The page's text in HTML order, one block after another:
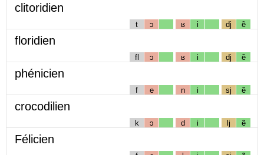
clitoridien
t ɔ ʁ i dj ẽ
floridien
fl ɔ ʁ i dj ẽ
phénicien
f e n i sj ẽ
crocodilien
k ɔ d i lj ẽ
Félicien